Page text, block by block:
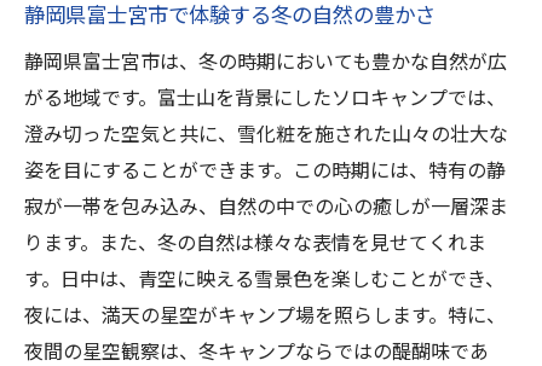
き
冬の自然が広がる静岡県富士宮市での富士山ソ
ロキャンプの過ごし方
冬の自然を満喫するためのキャンプ攻略法
静岡県富士宮市の自然と触れ合うキャンプ
活動
富士山周辺での冬のアクティビティの楽し
み方
静岡県富士宮市の冬キャンプおすすめコー
静岡県富士宮市で体験する冬の自然の豊かさ
静岡県富士宮市は、冬の時期においても豊かな自然が広
がる地域です。富士山を背景にしたソロキャンプでは、
澄み切った空気と共に、雪化粧を施された山々の壮大な
姿を目にすることができます。この時期には、特有の静
寂が一帯を包み込み、自然の中での心の癒しが一層深ま
ります。また、冬の自然は様々な表情を見せてくれま
す。日中は、青空に映える雪景色を楽しむことができ、
夜には、満天の星空がキャンプ場を照らします。特に、
夜間の星空観察は、冬キャンプならではの醍醐味であ